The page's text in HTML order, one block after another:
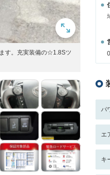
す。充実装備の☆1.8Sツ
パ
エ
キ